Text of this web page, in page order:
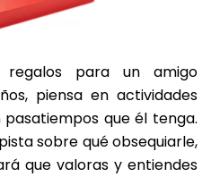
regalos para un amigo
piensa en actividades
que él tenga.
sobre qué obsequiarle,
que valoras y entiendes